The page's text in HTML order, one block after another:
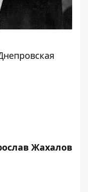
Жахалов